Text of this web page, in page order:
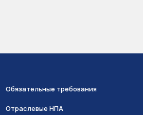
Обязательные требования
Отраслевые НПА